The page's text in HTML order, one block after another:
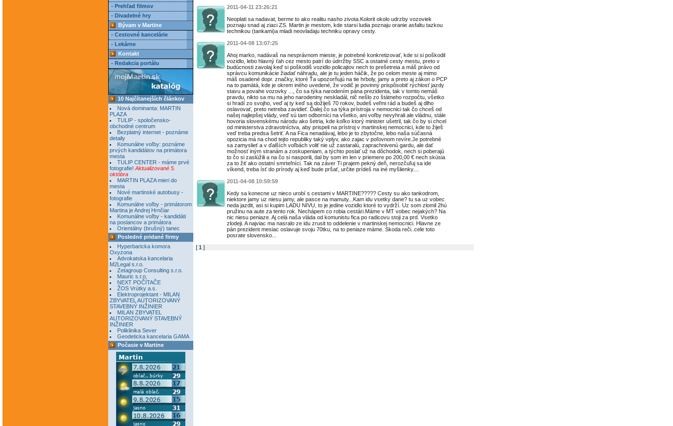
- Prehľad filmov
- Divadelné hry
Bývam v Martine
- Cestovné kancelárie
- Lekárne
Kontakt
- Redakcia portálu
10 Najčítanejších článkov
Nová dominanta: MARTIN
PLAZA
TULIP - spoločensko-
obchodné centrum
Bezplatný internet - poznáme
detaily
Komunálne voľby: poznáme
prvých kandidátov na primátora
mesta
TULIP CENTER - máme prvé
fotografie! Aktualizované 5.
októbra
MARTIN PLAZA mieri do
mesta
Nové martinské autobusy -
fotografie
Komunálne voľby - primátorom
Martina je Andrej Hrnčiar
Komunálne voľby - kandidáti
na poslancov a primátora
Orientálny (brušný) tanec
Posledné pridané firmy
Hyperbaricka komora
Oxyzona
Advokatska kancelaria
M2Legal s.r.o.
Zetagroup Consulting s.r.o.
Mauric s.r.o.
NEXT POČÍTAČE
ŽOS Vrútky a.s.
Elektroprojektant - MILAN
ZBYVATEL AUTORIZOVANÝ
STAVEBNÝ INŽINIER
MILAN ZBYVATEL
AUTORIZOVANÝ STAVEBNÝ
INŽINIER
Poliklinika Sever
Geodeticka kancelaria GAMA
Počasie v Martine
2011-04-11 23:26:21
Neoplati sa nadavat, berme to ako realitu nasho zivota.Kolorit okolo udrzby vozoviek
poznaju snad aj ziaci ZS. Martin je mestom, kde starsi ludia poznaju oranie asfaltu tazkou
technikou (tankami)a mladi neovladaju techniku opravy cesty.
2011-04-08 13:07:25
Ahoj marko, nadávaš na nesprávnom mieste, je potrebné konkretizovať, kde si si poškodil
vozidlo, lebo hlavný ťah cez mesto patrí do údrržby SSC a ostatné cesty mestu, preto v
budúcnosti zavolaj keď si poškodiš vozidlo policajtov nech to prešetreia a máš právo od
správcu komunikácie žiadať náhradu, ale je tu jeden háčik, že po celom meste aj mimo
máš osadené dopr. značky, ktoré Ťa upozorňujú na tie hrboly, jamy a preto aj zákon o PCP
na to pamätá, kde je okrem iného uvedené, že vodič je povinný prispôsobiť rýchlosť jazdy
stavu a povahe vozovky ..., čo sa týka narodením pána prezidenta, tak v tomto nemáš
pravdu, nikto sa mu na jeho narodeniny neskladál, nič nešlo zo štátneho rozpočtu, všetko
si hradí zo svojho, veď aj ty keď sa dožiješ 70 rokov, budeš veľmi rád a budeš aj dlho
oslavovať, preto netreba zavidieť. Ďalej čo sa týka prístroja v nemocnici tak čo chceš od
našej najlepšej vlády, veď sú tam odborníci na všetko, ani voľby nevyhrali ale vládnu, stále
hovoria slovenskému národu ako šetria, kde koľko ktorý minister ušetril, tak čo by si chcel
od ministerstva zdravotníctva, aby prispeli na prístroj v martinskej nemocnici, kde to žiješ
veď treba predsa šetriť. A na Fica nenadávaj, lebo je to zbytočne, lebo naša súčasná
opozicia má na chod tejto republiky taký vplyv, ako zajac v poľovnom revíre.Je potrebné
sa zamyslieť a v ďalších voľbách voliť nie už zastaralú, zaprachnivenú gardu, ale dať
možnosť iným stranám a zoskupeniam, a týchto poslať už na dôchodok, nech si poberajú
to čo si zaslúžili a na čo si nasporili, dal by som im len v priemere po 200,00 € nech skúsia
za to žiť ako ostatní smrteľníci. Tak na záver Ti prajem pekný deň, nerozčuľuj sa ide
víkend, treba ísť do prírody aj keď bude pršať, určite prídeš na iné myšlienky....
2011-04-08 10:59:59
Kedy sa konecne uz nieco urobí s cestami v MARTINE????? Cesty su ako tankodrom,
niektore jamy uz niesu jamy, ale pasce na mamuty...Kam idu vsetky dane? tu sa uz vobec
neda jazdit, asi si kupim LADU NIVU, to je jedine vozidlo ktoré to vydrží. Uz som zlomil 2hú
pružinu na aute za tento rok. Nechápem co robia cestári.Máme v MT vobec nejakých? Na
nic niesu peniaze. Aj celá naša vláda od komunistu fica po radicovu stoji za prd. Vsetko
zlodeji. A najviac ma nasralo ze idu zrusit to oddelenie v martinskej nemocnici. Hlavne ze
pán prezident mesiac oslavuje svoju 70tku, na to peniaze máme. Skoda reči..cele toto
posrate slovensko...
[ 1 ]